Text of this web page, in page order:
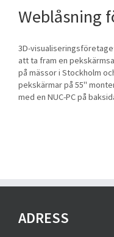
Weblåsning
3D-
att ta fram en
på mässor i Stockholm
pekskärmar på 55"
med en NUC-PC på
ADRESS